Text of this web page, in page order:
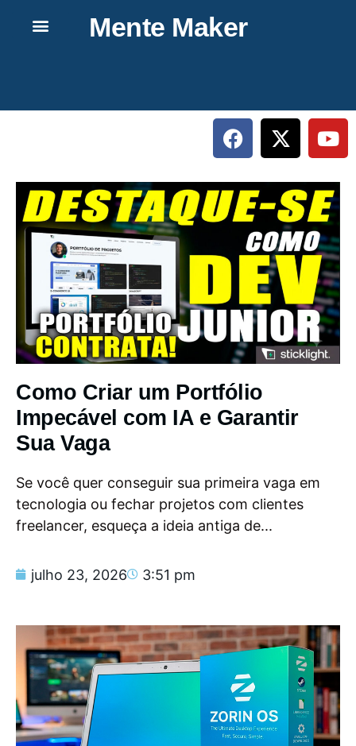
Mente Maker
Como Criar um Portfólio
Impecável com IA e Garantir
Sua Vaga
Se você quer conseguir sua primeira vaga em
tecnologia ou fechar projetos com clientes
freelancer, esqueça a ideia antiga de...
julho 23, 2026 3:51 pm